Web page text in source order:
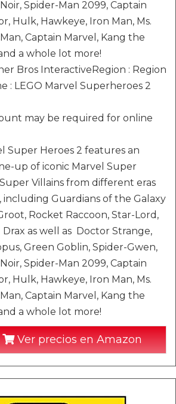
Spider-Man 2099, Captain
Hulk, Hawkeye, Iron Man, Ms.
Captain Marvel, Kang the
a whole lot more!
Bros InteractiveRegion : Region
: LEGO Marvel Superheroes 2
may be required for online
Super Heroes 2 features an
up of iconic Marvel Super
Villains from different eras
including Guardians of the Galaxy
Rocket Raccoon, Star-Lord,
Drax as well as Doctor Strange,
Green Goblin, Spider-Gwen,
Spider-Man 2099, Captain
Hulk, Hawkeye, Iron Man, Ms.
Captain Marvel, Kang the
a whole lot more!
Ver precios en Amazon